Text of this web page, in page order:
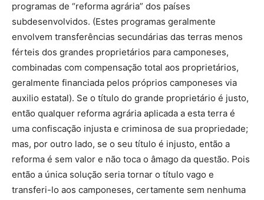
programas de “reforma agrária” dos países
subdesenvolvidos. (Estes programas geralmente
envolvem transferências secundárias das terras menos
férteis dos grandes proprietários para camponeses,
combinadas com compensação total aos proprietários,
geralmente financiada pelos próprios camponeses via
auxilio estatal). Se o título do grande proprietário é justo,
então qualquer reforma agrária aplicada a esta terra é
uma confiscação injusta e criminosa de sua propriedade;
mas, por outro lado, se o seu título é injusto, então a
reforma é sem valor e não toca o âmago da questão. Pois
então a única solução seria tornar o título vago e
transferi-lo aos camponeses, certamente sem nenhuma